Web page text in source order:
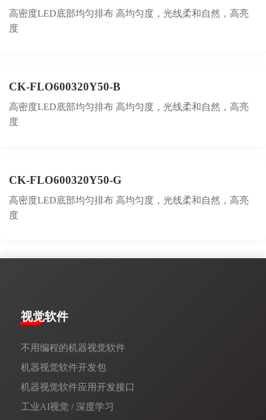
高密度LED底部均匀排布 高均匀度，光线柔和自然，高亮
度
CK-FLO600320Y50-B
高密度LED底部均匀排布 高均匀度，光线柔和自然，高亮
度
CK-FLO600320Y50-G
高密度LED底部均匀排布 高均匀度，光线柔和自然，高亮
度
视觉软件
不用编程的机器视觉软件
机器视觉软件开发包
机器视觉软件应用开发接口
工业AI视觉 / 深度学习